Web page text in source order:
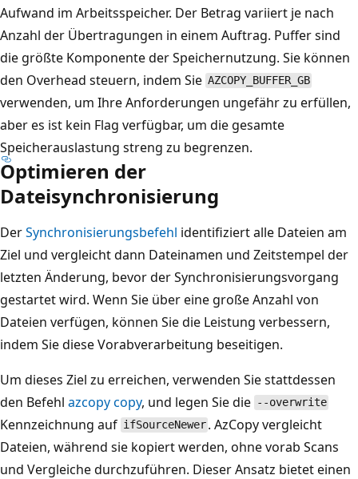
Aufwand im Arbeitsspeicher. Der Betrag variiert je nach
Anzahl der Übertragungen in einem Auftrag. Puffer sind
die größte Komponente der Speichernutzung. Sie können
den Overhead steuern, indem Sie AZCOPY_BUFFER_GB
verwenden, um Ihre Anforderungen ungefähr zu erfüllen,
aber es ist kein Flag verfügbar, um die gesamte
Speicherauslastung streng zu begrenzen.
Optimieren der
Dateisynchronisierung
DerSynchronisierungsbefehl identifiziert alle Dateien am
Ziel und vergleicht dann Dateinamen und Zeitstempel der
letzten Änderung, bevor der Synchronisierungsvorgang
gestartet wird. Wenn Sie über eine große Anzahl von
Dateien verfügen, können Sie die Leistung verbessern,
indem Sie diese Vorabverarbeitung beseitigen.
Um dieses Ziel zu erreichen, verwenden Sie stattdessen
den Befehl azcopy copy, und legen Sie die --overwrite
Kennzeichnung auf ifSourceNewer . AzCopy vergleicht
Dateien, während sie kopiert werden, ohne vorab Scans
und Vergleiche durchzuführen. Dieser Ansatz bietet einen